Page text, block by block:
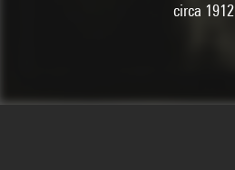
circa 1912